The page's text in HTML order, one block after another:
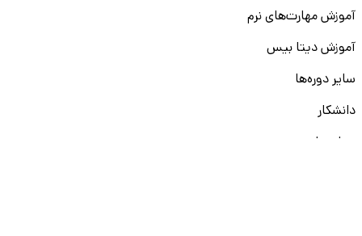
آموزش مهارت‌های نرم
آموزش دیتا بیس
سایر دوره‌ها
دانشکار
درباره ما